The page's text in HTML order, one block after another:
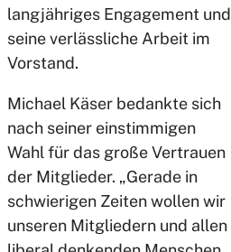
langjähriges Engagement und
seine verlässliche Arbeit im
Vorstand.
Michael Käser bedankte sich
nach seiner einstimmigen
Wahl für das große Vertrauen
der Mitglieder. „Gerade in
schwierigen Zeiten wollen wir
unseren Mitgliedern und allen